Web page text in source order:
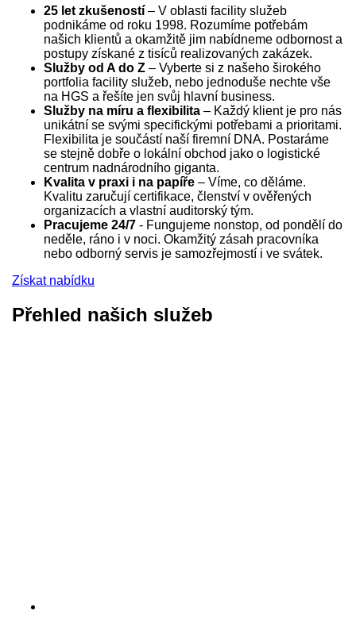
25 let zkušeností – V oblasti facility služeb
podnikáme od roku 1998. Rozumíme potřebám
našich klientů a okamžitě jim nabídneme odbornost a
postupy získané z tisíců realizovaných zakázek.
Služby od A do Z – Vyberte si z našeho širokého
portfolia facility služeb, nebo jednoduše nechte vše
na HGS a řešíte jen svůj hlavní business.
Služby na míru a flexibilita – Každý klient je pro nás
unikátní se svými specifickými potřebami a prioritami.
Flexibilita je součástí naší firemní DNA. Postaráme
se stejně dobře o lokální obchod jako o logistické
centrum nadnárodního giganta.
Kvalita v praxi i na papíře – Víme, co děláme.
Kvalitu zaručují certifikace, členství v ověřených
organizacích a vlastní auditorský tým.
Pracujeme 24/7 - Fungujeme nonstop, od pondělí do
neděle, ráno i v noci. Okamžitý zásah pracovníka
nebo odborný servis je samozřejmostí i ve svátek.
Získat nabídku
Přehled našich služeb